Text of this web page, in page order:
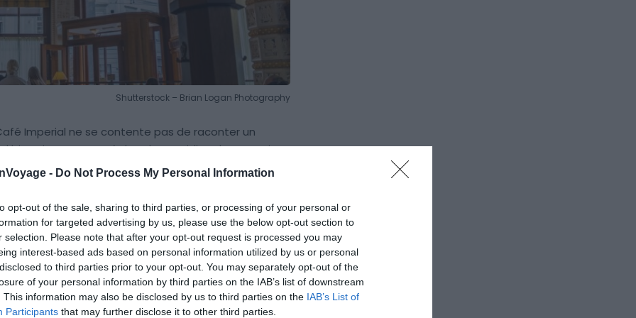
- Do Not Process My Personal Information
opt-out of the sale, sharing to third parties, or processing of your personal or
for targeted advertising by us, please use the below opt-out section to
selection. Please note that after your opt-out request is processed you may
interest-based ads based on personal information utilized by us or personal
to third parties prior to your opt-out. You may separately opt-out of the
of your personal information by third parties on the IAB’s list of downstream
This information may also be disclosed by us to third parties on the IAB’s List of
Participants that may further disclose it to other third parties.
Shutterstock – Brian Logan Photography
Imperial ne se contente pas de raconter un
bien vivant et ancré dans le quotidien des Pragois.
résonnent sur le pouls de l’instant présent.
une visite immanquable pour plonger dans
se trouve au centre-ville et est ouvert depuis 1914.
ou de la Tour Poudrière, ou si vous faites du
le café est tout près. Son design Art Déco, avec
des plafonds décorés, vous ramène dans le